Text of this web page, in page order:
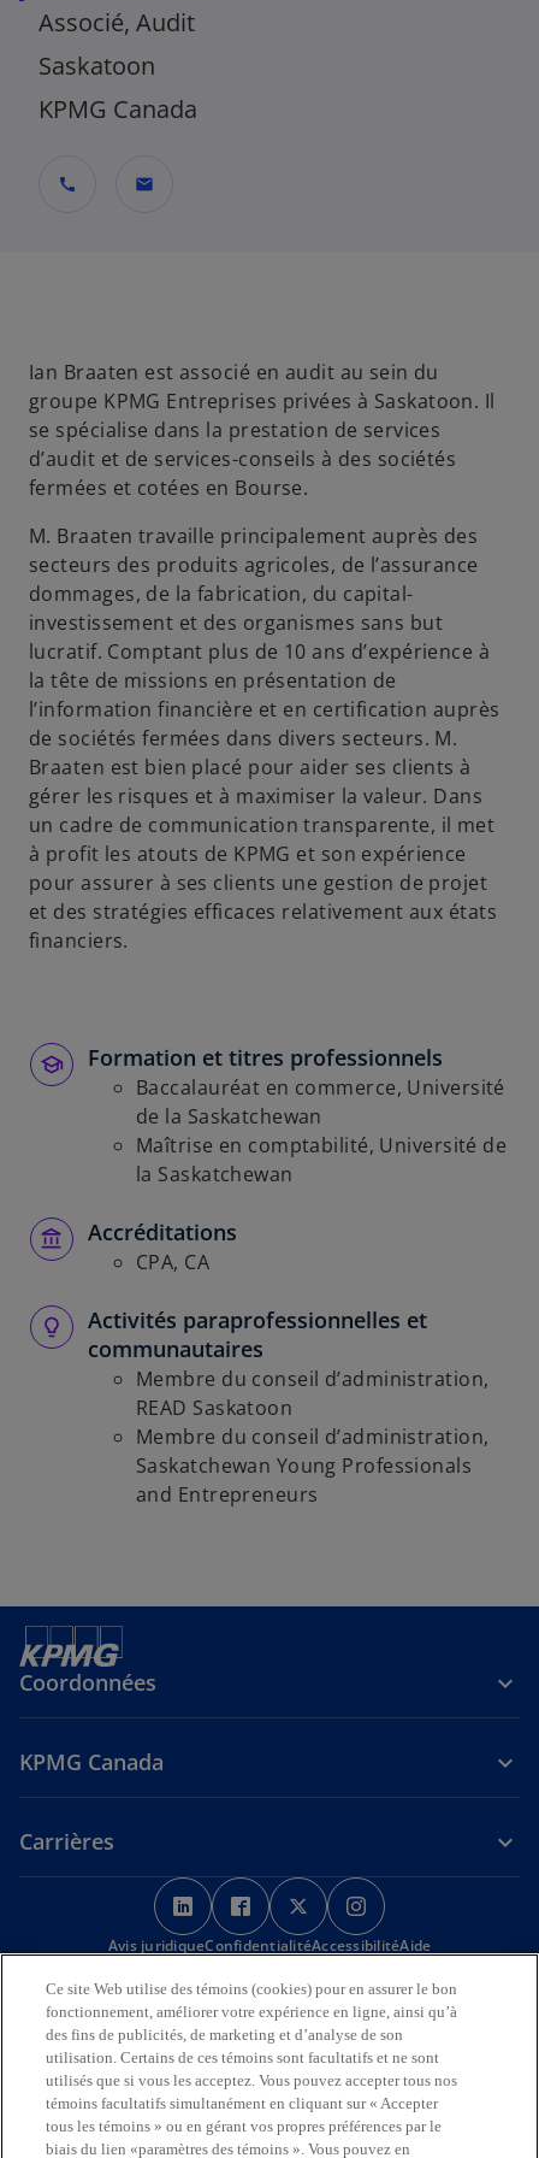
Associé, Audit
Saskatoon
KPMG Canada
call mail
Ian Braaten est associé en audit au sein du
groupe KPMG Entreprises privées à Saskatoon. Il
se spécialise dans la prestation de services
d’audit et de services-conseils à des sociétés
fermées et cotées en Bourse.
M. Braaten travaille principalement auprès des
secteurs des produits agricoles, de l’assurance
dommages, de la fabrication, du capital-
investissement et des organismes sans but
lucratif. Comptant plus de 10 ans d’expérience à
la tête de missions en présentation de
l’information financière et en certification auprès
de sociétés fermées dans divers secteurs. M.
Braaten est bien placé pour aider ses clients à
gérer les risques et à maximiser la valeur. Dans
un cadre de communication transparente, il met
à profit les atouts de KPMG et son expérience
pour assurer à ses clients une gestion de projet
et des stratégies efficaces relativement aux états
financiers.
Formation et titres professionnels
Baccalauréat en commerce, Université
de la Saskatchewan
Maîtrise en comptabilité, Université de
la Saskatchewan
Accréditations
CPA, CA
Activités paraprofessionnelles et
communautaires
Membre du conseil d’administration,
READ Saskatoon
Membre du conseil d’administration,
Saskatchewan Young Professionals
and Entrepreneurs
Coordonnées
KPMG Canada
Carrières
s
’
o
v
r
e
d
a
n
s
’
o
u
v
r
e
d
a
n
s
’
o
v
r
e
d
a
n
’
o
v
r
e
d
a
n
Avis juridiqueConfidentialitéAccessibilitéAide
Nous reconnaissons en toute déférence que les bureaux de KPMG
sur l’Île de la Tortue (Amérique du Nord) sont situés sur les
territoires traditionnels, visés par traité et non cédés des Premières
Nations, des Inuits et des Métis.
© 2026 KPMG s.r.l./S.E.N.C.R.L., société à responsabilité limitée de
l’Ontario et cabinet membre de l’organisation mondiale KPMG de
cabinets indépendants affiliés à KPMG International Limited, société
Ce site Web utilise des témoins (cookies) pour en assurer le bon
fonctionnement, améliorer votre expérience en ligne, ainsi qu’à
des fins de publicités, de marketing et d’analyse de son
utilisation. Certains de ces témoins sont facultatifs et ne sont
utilisés que si vous les acceptez. Vous pouvez accepter tous nos
témoins facultatifs simultanément en cliquant sur « Accepter
tous les témoins » ou en gérant vos propres préférences par le
biais du lien «paramètres des témoins ». Vous pouvez en